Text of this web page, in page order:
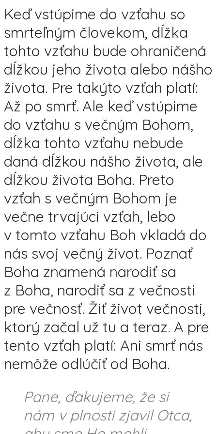
Keď vstúpime do vzťahu so
smrteľným človekom, dĺžka
tohto vzťahu bude ohraničená
dĺžkou jeho života alebo nášho
života. Pre takýto vzťah platí:
Až po smrť. Ale keď vstúpime
do vzťahu s večným Bohom,
dĺžka tohto vzťahu nebude
daná dĺžkou nášho života, ale
dĺžkou života Boha. Preto
vzťah s večným Bohom je
večne trvajúci vzťah, lebo
v tomto vzťahu Boh vkladá do
nás svoj večný život. Poznať
Boha znamená narodiť sa
z Boha, narodiť sa z večnosti
pre večnosť. Žiť život večnosti,
ktorý začal už tu a teraz. A pre
tento vzťah platí: Ani smrť nás
nemôže odlúčiť od Boha.
Pane, ďakujeme, že si
nám v plnosti zjavil Otca,